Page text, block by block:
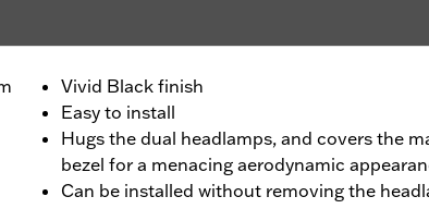
Vivid Black finish
Easy to install
Hugs the dual headlamps, and covers the
bezel for a menacing aerodynamic
Can be installed without removing the